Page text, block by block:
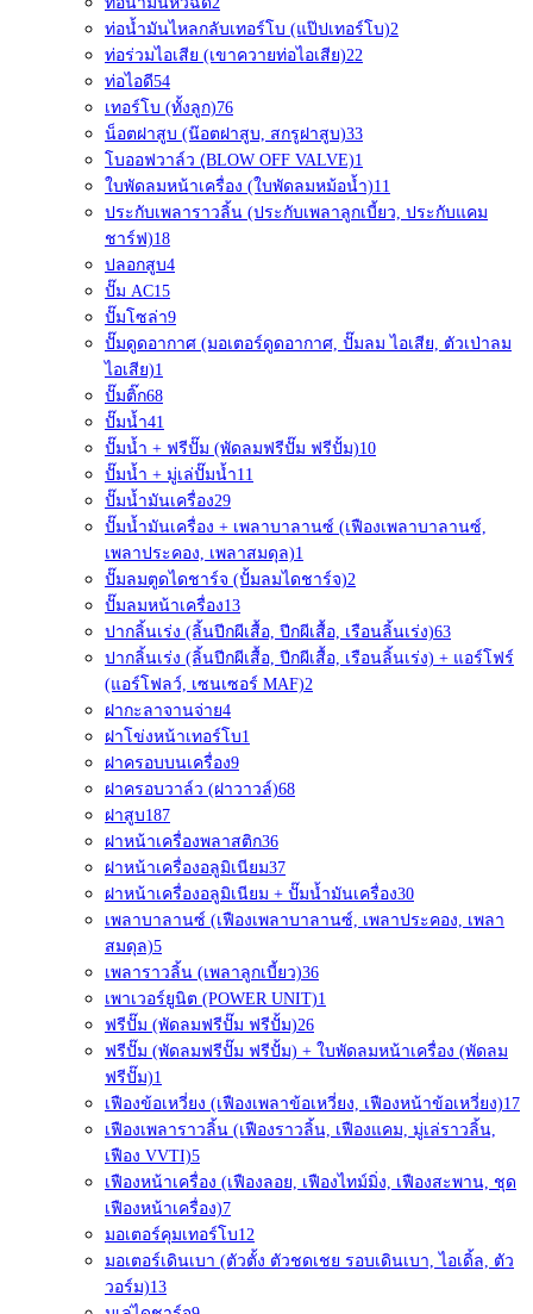
ท่อน้ำมันไหลกลับเทอร์โบ (แป๊ปเทอร์โบ)2
ท่อร่วมไอเสีย (เขาควายท่อไอเสีย)22
ท่อไอดี54
เทอร์โบ (ทั้งลูก)76
น็อตฝาสูบ (น๊อตฝาสูบ, สกรูฝาสูบ)33
โบออฟวาล์ว (ฺBLOW OFF VALVE)1
ใบพัดลมหน้าเครื่อง (ใบพัดลมหม้อน้ำ)11
ประกับเพลาราวลิ้น (ประกับเพลาลูกเบี้ยว, ประกับแคม
ชาร์ฟ)18
ปลอกสูบ4
ปั๊ม AC15
ปั๊มโซล่า9
ปั๊มดูดอากาศ (มอเตอร์ดูดอากาศ, ปั๊มลม ไอเสีย, ตัวเป่าลม
ไอเสีย)1
ปั๊มติ๊ก68
ปั๊มน้ำ41
ปั๊มน้ำ + ฟรีปั๊ม (พัดลมฟรีปั๊ม ฟรีปั้ม)10
ปั๊มน้ำ + มู่เล่ปั๊มน้ำ11
ปั๊มน้ำมันเครื่อง29
ปั๊มน้ำมันเครื่อง + เพลาบาลานซ์ (เฟืองเพลาบาลานซ์,
เพลาประคอง, เพลาสมดุล)1
ปั๊มลมตูดไดชาร์จ (ปั้มลมไดชาร์จ)2
ปั๊มลมหน้าเครื่อง13
ปากลิ้นเร่ง (ลิ้นปีกผีเสื้อ, ปีกผีเสื้อ, เรือนลิ้นเร่ง)63
ปากลิ้นเร่ง (ลิ้นปีกผีเสื้อ, ปีกผีเสื้อ, เรือนลิ้นเร่ง) + แอร์โฟร์
(แอร์โฟลว์, เซนเซอร์ MAF)2
ฝากะลาจานจ่าย4
ฝาโข่งหน้าเทอร์โบ1
ฝาครอบบนเครื่อง9
ฝาครอบวาล์ว (ฝาวาวล์)68
ฝาสูบ187
ฝาหน้าเครื่องพลาสติก36
ฝาหน้าเครื่องอลูมิเนียม37
ฝาหน้าเครื่องอลูมิเนียม + ปั๊มน้ำมันเครื่อง30
เพลาบาลานซ์ (เฟืองเพลาบาลานซ์, เพลาประคอง, เพลา
สมดุล)5
เพลาราวลิ้น (เพลาลูกเบี้ยว)36
เพาเวอร์ยูนิต (POWER UNIT)1
ฟรีปั๊ม (พัดลมฟรีปั๊ม ฟรีปั้ม)26
ฟรีปั๊ม (พัดลมฟรีปั๊ม ฟรีปั้ม) + ใบพัดลมหน้าเครื่อง (พัดลม
ฟรีปั๊ม)1
เฟืองข้อเหวี่ยง (เฟืองเพลาข้อเหวี่ยง, เฟืองหน้าข้อเหวี่ยง)17
เฟืองเพลาราวลิ้น (เฟืองราวลิ้น, เฟืองแคม, มู่เล่ราวลิ้น,
เฟือง VVTI)5
เฟืองหน้าเครื่อง (เฟืองลอย, เฟืองไทม์มิ่ง, เฟืองสะพาน, ชุด
เฟืองหน้าเครื่อง)7
มอเตอร์คุมเทอร์โบ12
มอเตอร์เดินเบา (ตัวตั้ง ตัวชดเชย รอบเดินเบา, ไอเดิ้ล, ตัว
วอร์ม)13